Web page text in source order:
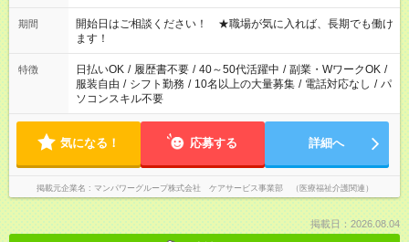
週20時間以上勤務は社会保険への加入対象となります ※労働者
派遣法（日雇い派遣の原則禁止）により、短時間・短期間の就
業はご案内が難しい場合があります
期間
開始日はご相談ください！ ★職場が気に入れば、長期でも働け
ます！
特徴 日払いOK / 履歴書不要 / 40～50代活躍中 / 副業・WワークOK /
服装自由 / シフト勤務 / 10名以上の大量募集 / 電話対応なし / パ
ソコンスキル不要
気になる！ 応募する 詳細へ
掲載元企業名 マンパワーグループ株式会社 ケアサービス事業部 （医療福祉介護関連）
掲載日：2026.08.04